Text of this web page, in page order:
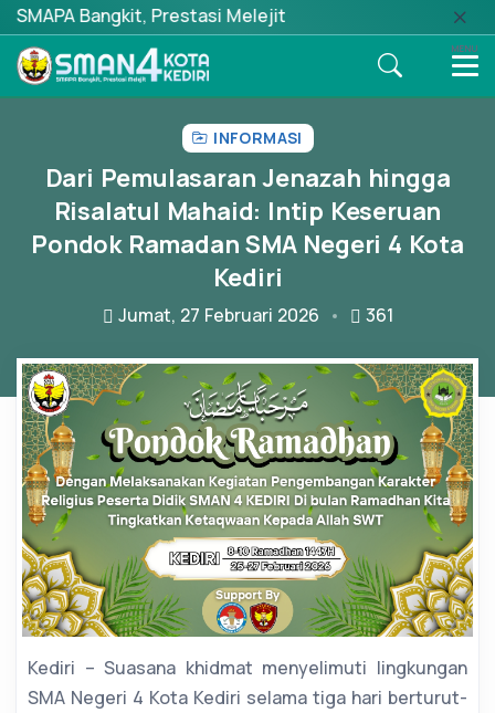
Prestasi Melejit
MENU
INFORMASI
Dari Pemulasaran Jenazah hingga
Risalatul Mahaid: Intip Keseruan
Pondok Ramadan SMA Negeri 4 Kota
Kediri
Jumat, 27 Februari 2026 361
Kediri – Suasana khidmat menyelimuti lingkungan
SMA Negeri 4 Kota Kediri selama tiga hari berturut-